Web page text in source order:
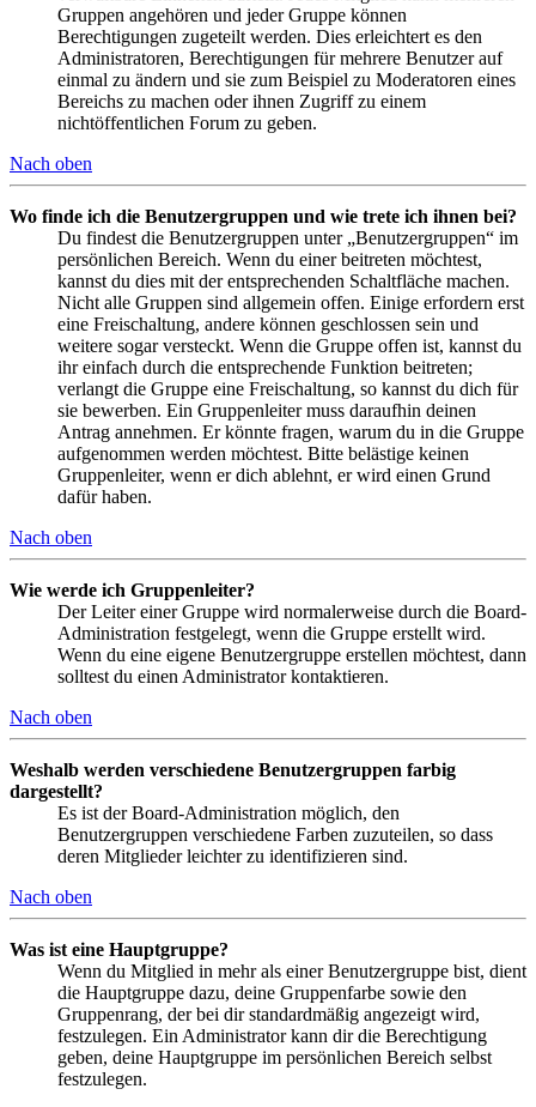
Gruppen angehören und jeder Gruppe können
Berechtigungen zugeteilt werden. Dies erleichtert es den
Administratoren, Berechtigungen für mehrere Benutzer auf
einmal zu ändern und sie zum Beispiel zu Moderatoren eines
Bereichs zu machen oder ihnen Zugriff zu einem
nichtöffentlichen Forum zu geben.
Nach oben
Wo finde ich die Benutzergruppen und wie trete ich ihnen bei?
Du findest die Benutzergruppen unter „Benutzergruppen“ im
persönlichen Bereich. Wenn du einer beitreten möchtest,
kannst du dies mit der entsprechenden Schaltfläche machen.
Nicht alle Gruppen sind allgemein offen. Einige erfordern erst
eine Freischaltung, andere können geschlossen sein und
weitere sogar versteckt. Wenn die Gruppe offen ist, kannst du
ihr einfach durch die entsprechende Funktion beitreten;
verlangt die Gruppe eine Freischaltung, so kannst du dich für
sie bewerben. Ein Gruppenleiter muss daraufhin deinen
Antrag annehmen. Er könnte fragen, warum du in die Gruppe
aufgenommen werden möchtest. Bitte belästige keinen
Gruppenleiter, wenn er dich ablehnt, er wird einen Grund
dafür haben.
Nach oben
Wie werde ich Gruppenleiter?
Der Leiter einer Gruppe wird normalerweise durch die Board-
Administration festgelegt, wenn die Gruppe erstellt wird.
Wenn du eine eigene Benutzergruppe erstellen möchtest, dann
solltest du einen Administrator kontaktieren.
Nach oben
Weshalb werden verschiedene Benutzergruppen farbig
dargestellt?
Es ist der Board-Administration möglich, den
Benutzergruppen verschiedene Farben zuzuteilen, so dass
deren Mitglieder leichter zu identifizieren sind.
Nach oben
Was ist eine Hauptgruppe?
Wenn du Mitglied in mehr als einer Benutzergruppe bist, dient
die Hauptgruppe dazu, deine Gruppenfarbe sowie den
Gruppenrang, der bei dir standardmäßig angezeigt wird,
festzulegen. Ein Administrator kann dir die Berechtigung
geben, deine Hauptgruppe im persönlichen Bereich selbst
festzulegen.